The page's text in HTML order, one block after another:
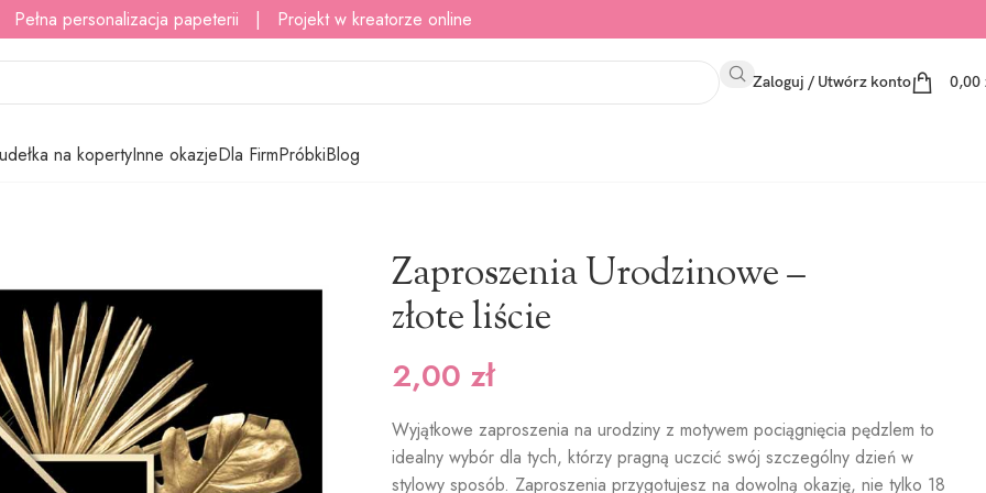
personalizacja papeterii | Projekt w kreatorze online
Zaloguj / Utwórz konto 0,00
na kopertyInne okazjeDla FirmPróbkiBlog
Zaproszenia Urodzinowe –
złote liście
2,00 zł
Wyjątkowe zaproszenia na urodziny z motywem pociągnięcia pędzlem to
idealny wybór dla tych, którzy pragną uczcić swój szczególny dzień w
stylowy sposób. Zaproszenia przygotujesz na dowolną okazję, nie tylko 18